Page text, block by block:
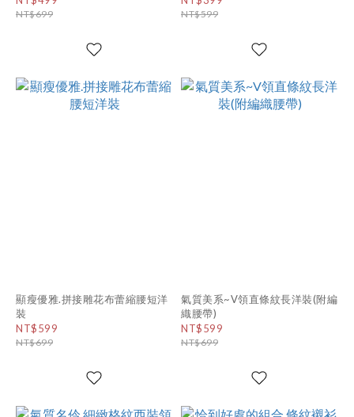
NT$699 NT$599
顯瘦優雅.拼接雕花布蕾縮腰短洋
裝
NT$599
NT$699
氣質美系~V領直條紋長洋裝(附編
織腰帶)
NT$599
NT$699